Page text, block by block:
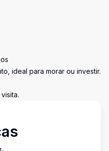
ideal para morar ou investir.